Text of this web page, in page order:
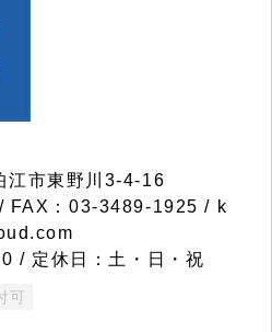
市東野川3-4-16
FAX：03-3489-1925 / k
/ 定休日：土・日・祝
可